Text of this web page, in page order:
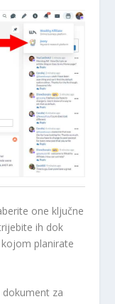
one ključne
ih dok
planirate
za